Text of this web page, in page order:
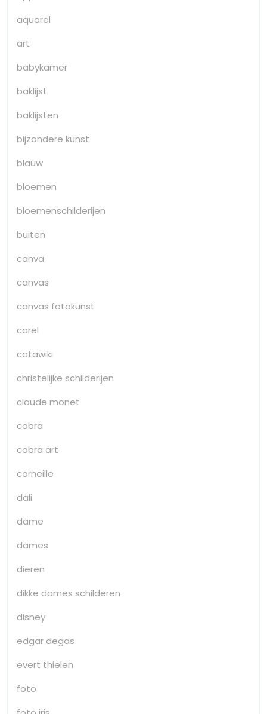
aquarel
art
babykamer
baklijst
baklijsten
bijzondere kunst
blauw
bloemen
bloemenschilderijen
buiten
canva
canvas
canvas fotokunst
carel
catawiki
christelijke schilderijen
claude monet
cobra
cobra art
corneille
dali
dame
dames
dieren
dikke dames schilderen
disney
edgar degas
evert thielen
foto